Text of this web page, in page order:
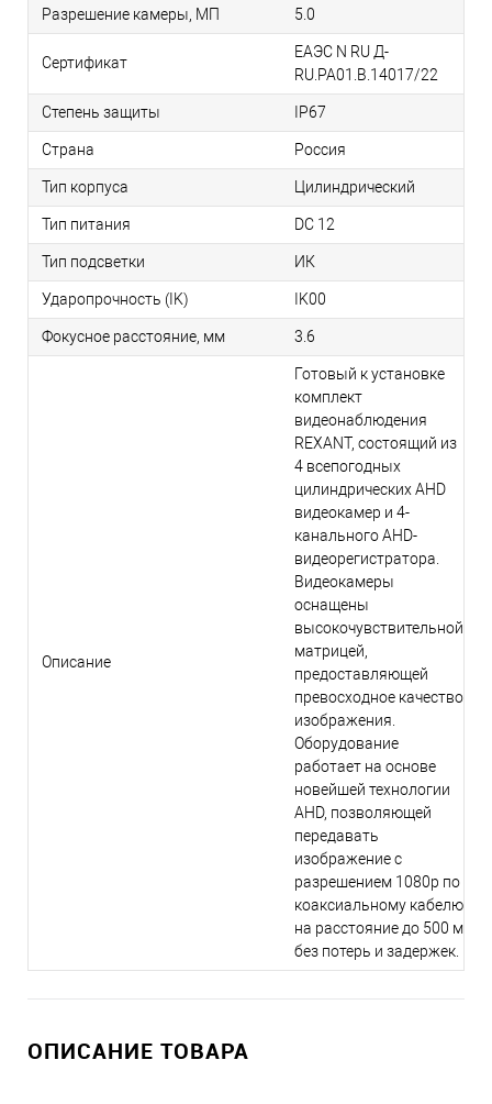
Разрешение камеры, МП 5.0
Сертификат
ЕАЭС N RU Д-
RU.РА01.В.14017/22
Степень защиты IP67
Страна Россия
Тип корпуса Цилиндрический
Тип питания DC 12
Тип подсветки ИК
Ударопрочность (IK) IK00
Фокусное расстояние, мм 3.6
Описание
Готовый к установке
комплект
видеонаблюдения
REXANT, состоящий из
4 всепогодных
цилиндрических AHD
видеокамер и 4-
канального AHD-
видеорегистратора.
Видеокамеры
оснащены
высокочувствительной
матрицей,
предоставляющей
превосходное качество
изображения.
Оборудование
работает на основе
новейшей технологии
AHD, позволяющей
передавать
изображение с
разрешением 1080р по
коаксиальному кабелю
на расстояние до 500 м
без потерь и задержек.
ОПИСАНИЕ ТОВАРА